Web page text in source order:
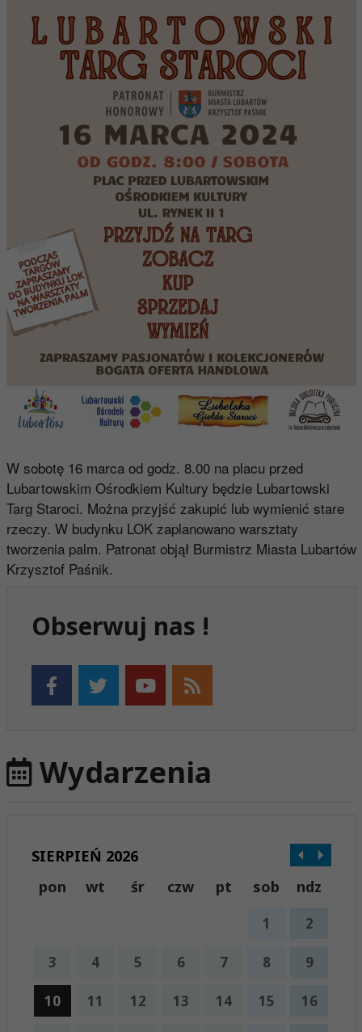
W sobotę 16 marca od godz. 8.00 na placu przed
Lubartowskim Ośrodkiem Kultury będzie Lubartowski
Targ Staroci. Można przyjść zakupić lub wymienić stare
rzeczy. W budynku LOK zaplanowano warsztaty
tworzenia palm. Patronat objął Burmistrz Miasta Lubartów
Krzysztof Paśnik.
Obserwuj nas !
Wydarzenia
SIERPIEŃ 2026
pon
wt śr czw pt sob ndz
1 2
3 4 5 6 7 8 9
10 11 12 13 14 15 16